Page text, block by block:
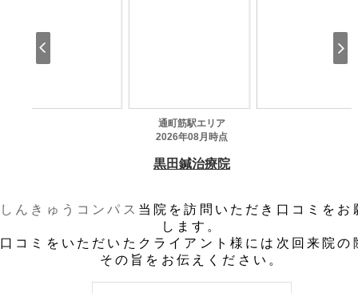
しんきゅうコンパス 当院を訪問いただき口コミをお
します。
口コミをいただいたクライアント様には次回来院の
その旨をお伝えください。